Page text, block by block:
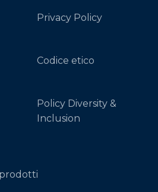
Privacy Policy
Codice etico
Policy Diversity &
Inclusion